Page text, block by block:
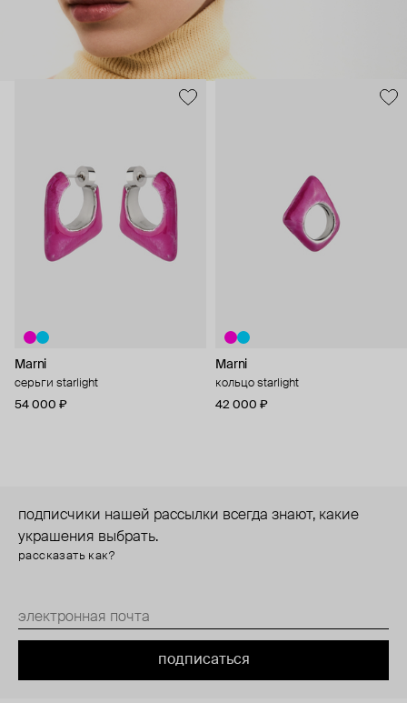
Marni
серьги starlight
54 000 ₽
Marni
кольцо starlight
42 000 ₽
подписчики нашей рассылки всегда знают, какие
украшения выбрать.
рассказать как?
подписаться